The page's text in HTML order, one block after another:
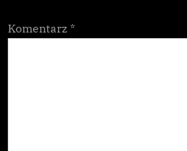
Komentarz *